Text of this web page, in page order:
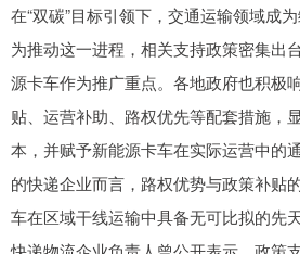
在“双碳”目标引领下，交通运输领域成
为推动这一进程，相关支持政策密集出
源卡车作为推广重点。各地政府也积极
贴、运营补助、路权优先等配套措施，
本，并赋予新能源卡车在实际运营中的
的快递企业而言，路权优势与政策补贴
车在区域干线运输中具备无可比拟的先